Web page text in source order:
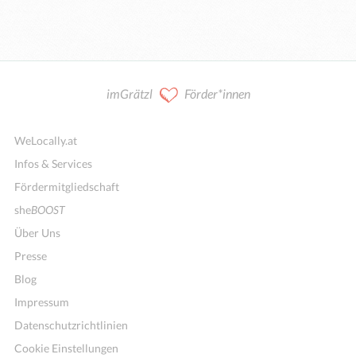
imGrätzl Förder*innen
WeLocally.at
Infos & Services
Fördermitgliedschaft
sheBOOST
Über Uns
Presse
Blog
Impressum
Datenschutzrichtlinien
Cookie Einstellungen